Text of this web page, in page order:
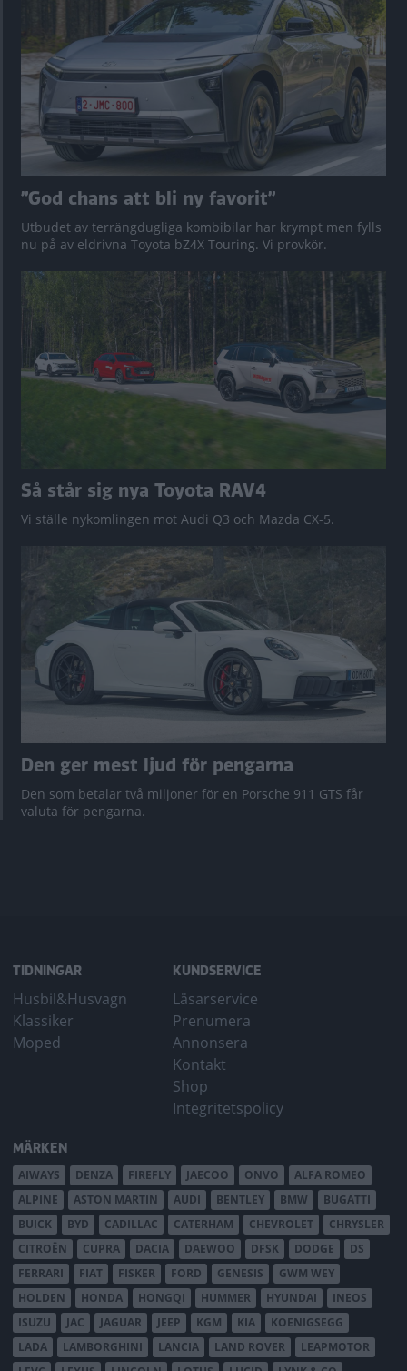
”God chans att bli ny favorit”
Utbudet av terrängdugliga kombibilar har krympt men fylls
nu på av eldrivna Toyota bZ4X Touring. Vi provkör.
Så står sig nya Toyota RAV4
Vi ställe nykomlingen mot Audi Q3 och Mazda CX-5.
Den ger mest ljud för pengarna
Den som betalar två miljoner för en Porsche 911 GTS får
valuta för pengarna.
TIDNINGAR
Husbil&Husvagn
Klassiker
Moped
KUNDSERVICE
Läsarservice
Prenumera
Annonsera
Kontakt
Shop
Integritetspolicy
MÄRKEN
AIWAYS DENZA FIREFLY JAECOO ONVO
ALFA ROMEO
ALPINE
ASTON MARTIN AUDI BENTLEY BMW
BUGATTI
BUICK
BYD CADILLAC CATERHAM CHEVROLET
CHRYSLER
CITROËN
CUPRA DACIA DAEWOO DFSK DODGE
DS
FERRARI
FIAT FISKER FORD GENESIS
GWM WEY
HOLDEN
HONDA HONGQI HUMMER HYUNDAI
INEOS
ISUZU
JAC JAGUAR JEEP KGM KIA
KOENIGSEGG
LADA
LAMBORGHINI LANCIA LAND ROVER
LEAPMOTOR